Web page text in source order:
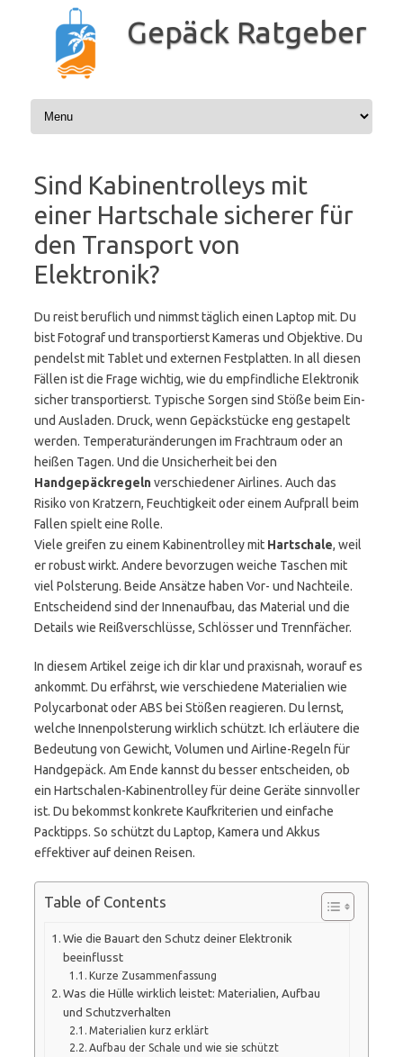
springen
Gepäck Ratgeber
Sind Kabinentrolleys mit
einer Hartschale sicherer für
den Transport von
Elektronik?
Du reist beruflich und nimmst täglich einen Laptop mit. Du
bist Fotograf und transportierst Kameras und Objektive. Du
pendelst mit Tablet und externen Festplatten. In all diesen
Fällen ist die Frage wichtig, wie du empfindliche Elektronik
sicher transportierst. Typische Sorgen sind Stöße beim Ein-
und Ausladen. Druck, wenn Gepäckstücke eng gestapelt
werden. Temperaturänderungen im Frachtraum oder an
heißen Tagen. Und die Unsicherheit bei den
Handgepäckregelnverschiedener Airlines. Auch das
Risiko von Kratzern, Feuchtigkeit oder einem Aufprall beim
Fallen spielt eine Rolle.
Viele greifen zu einem Kabinentrolley mit Hartschale, weil
er robust wirkt. Andere bevorzugen weiche Taschen mit
viel Polsterung. Beide Ansätze haben Vor- und Nachteile.
Entscheidend sind der Innenaufbau, das Material und die
Details wie Reißverschlüsse, Schlösser und Trennfächer.
In diesem Artikel zeige ich dir klar und praxisnah, worauf es
ankommt. Du erfährst, wie verschiedene Materialien wie
Polycarbonat oder ABS bei Stößen reagieren. Du lernst,
welche Innenpolsterung wirklich schützt. Ich erläutere die
Bedeutung von Gewicht, Volumen und Airline-Regeln für
Handgepäck. Am Ende kannst du besser entscheiden, ob
ein Hartschalen-Kabinentrolley für deine Geräte sinnvoller
ist. Du bekommst konkrete Kaufkriterien und einfache
Packtipps. So schützt du Laptop, Kamera und Akkus
effektiver auf deinen Reisen.
Table of Contents
Wie die Bauart den Schutz deiner Elektronik
beeinflusst
Kurze Zusammenfassung
Was die Hülle wirklich leistet: Materialien, Aufbau
und Schutzverhalten
Materialien kurz erklärt
Aufbau der Schale und wie sie schützt